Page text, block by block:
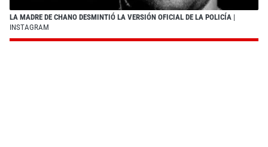
LA MADRE DE CHANO DESMINTIÓ LA VERSIÓN OFICIAL DE LA POLICÍA |
INSTAGRAM